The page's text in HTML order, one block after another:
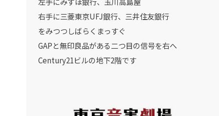
右手に三菱東京UFJ銀行、三井住友銀行
をみつつしばらくまっすぐ
GAPと無印良品がある二つ目の信号を右へ
Century21ビルの地下2階です